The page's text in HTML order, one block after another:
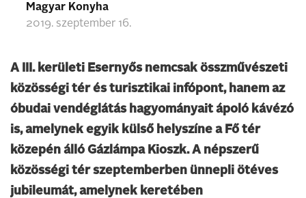
Magyar Konyha
2019. szeptember 16.
A III. kerületi Esernyős nemcsak összművészeti
közösségi tér és turisztikai infópont, hanem az
óbudai vendéglátás hagyományait ápoló kávézó
is, amelynek egyik külső helyszíne a Fő tér
közepén álló Gázlámpa Kioszk. A népszerű
közösségi tér szeptemberben ünnepli ötéves
jubileumát, amelynek keretében